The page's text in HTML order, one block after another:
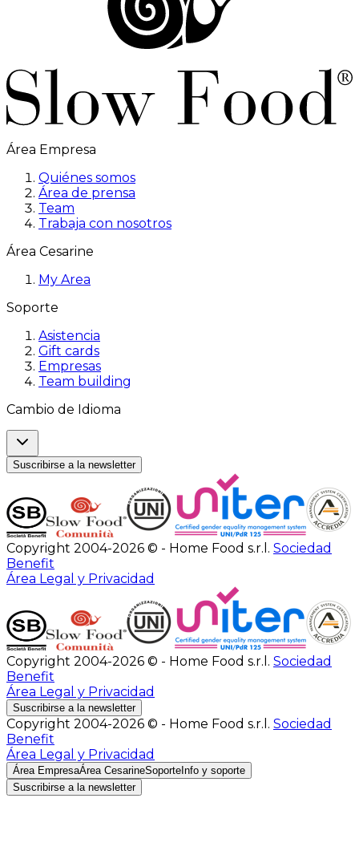
Área Empresa
Quiénes somos
Área de prensa
Team
Trabaja con nosotros
Área Cesarine
My Area
Soporte
Asistencia
Gift cards
Empresas
Team building
Cambio de Idioma
Suscribirse a la newsletter
Copyright 2004-2026 © - Home Food s.r.l. Sociedad
Benefit
Área Legal y Privacidad
Copyright 2004-2026 © - Home Food s.r.l. Sociedad
Benefit
Área Legal y Privacidad
Suscribirse a la newsletter
Copyright 2004-2026 © - Home Food s.r.l. Sociedad
Benefit
Área Legal y Privacidad
Área EmpresaÁrea CesarineSoporte Info y soporte
Suscribirse a la newsletter